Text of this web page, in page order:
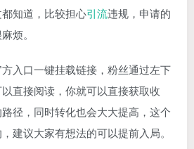
知道，比较担心引流违规，申请的
烦。
入口一键挂载链接，粉丝通过左下
直接阅读，你就可以直接获取收
径，同时转化也会大大提高，这个
建议大家有想法的可以提前入局。